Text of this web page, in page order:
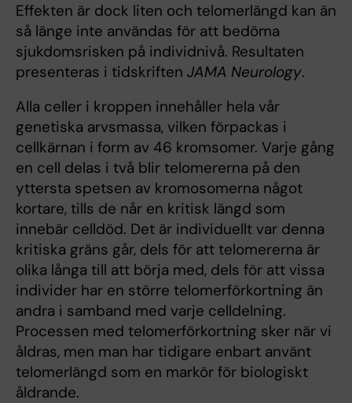
Effekten är dock liten och telomerlängd kan än
så länge inte användas för att bedöma
sjukdomsrisken på individnivå. Resultaten
presenteras i tidskriften JAMA Neurology.
Alla celler i kroppen innehåller hela vår
genetiska arvsmassa, vilken förpackas i
cellkärnan i form av 46 kromsomer. Varje gång
en cell delas i två blir telomererna på den
yttersta spetsen av kromosomerna något
kortare, tills de når en kritisk längd som
innebär celldöd. Det är individuellt var denna
kritiska gräns går, dels för att telomererna är
olika långa till att börja med, dels för att vissa
individer har en större telomerförkortning än
andra i samband med varje celldelning.
Processen med telomerförkortning sker när vi
åldras, men man har tidigare enbart använt
telomerlängd som en markör för biologiskt
åldrande.